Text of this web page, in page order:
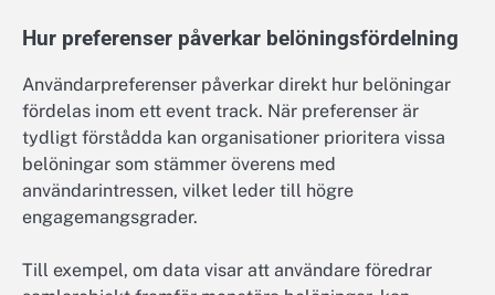
Hur preferenser påverkar belöningsfördelning
Användarpreferenser påverkar direkt hur belöningar
fördelas inom ett event track. När preferenser är
tydligt förstådda kan organisationer prioritera vissa
belöningar som stämmer överens med
användarintressen, vilket leder till högre
engagemangsgrader.
Till exempel, om data visar att användare föredrar